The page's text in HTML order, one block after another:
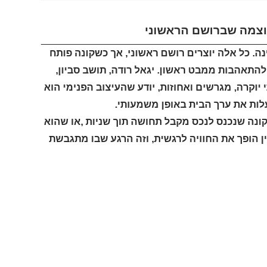
שברושם הראשוני
כל אלה יוצרים רושם ראשוני, אך כשקונה פותח
ממבט ראשון. יגאל רודה, תושב סביון,
ובעל ניסיון של מעל 30 שנה בתיווך בתי יוקרה, מגרשים ואחוזות, יודע שהעיצוב הפנימי הוא
את ערך הבית באופן משמעותי.
שנכנס לנכס מקבל תחושה תוך שניות ,או שהוא
הופך את החוויה לרגשית, וזה הרגע שבו מתגבשת